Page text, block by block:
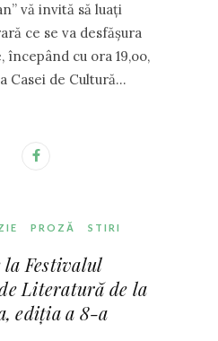
vă invită să luați
ce se va desfășura
cu ora 19,oo,
Casei de Cultură…
PROZĂ STIRI
Festivalul
Literatură de la
ediția a 8-a